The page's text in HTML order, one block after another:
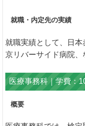
就職・内定先の実績
就職実績として、日
京リバーサイド病院、
医療事務科｜学費：
概要